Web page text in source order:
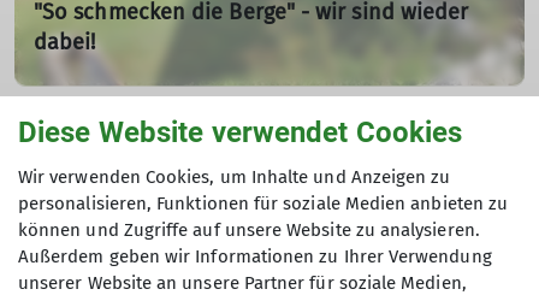
Der feuchte und schlammige Arbeitseinsatz hat viel Spaß
gemacht und wir sind sehr glücklich, dass unsere
Gästen der Tutzinger Hütte sehr geschätzt wurde.
"So schmecken die Berge" - wir sind wieder
dabei!
06.05.2023
mehr erfahren
Andere Themen
270 - Sektion Tutzing Ehrenamt News Ortsgruppe
Podcast Sektionsleben Sicherheit Tourenberichte
Diese Website verwendet Cookies
Wir verwenden Cookies, um Inhalte und Anzeigen zu
personalisieren, Funktionen für soziale Medien anbieten zu
können und Zugriffe auf unsere Website zu analysieren.
Außerdem geben wir Informationen zu Ihrer Verwendung
unserer Website an unsere Partner für soziale Medien,